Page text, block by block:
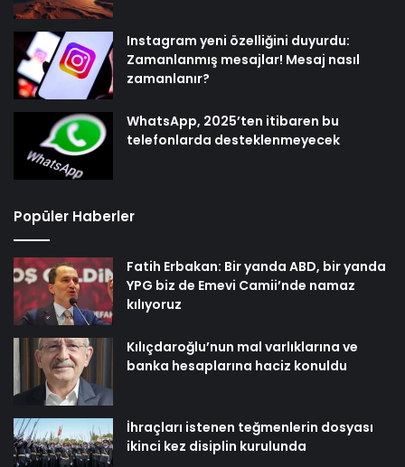
Instagram yeni özelliğini duyurdu:
Zamanlanmış mesajlar! Mesaj nasıl
zamanlanır?
WhatsApp, 2025’ten itibaren bu
telefonlarda desteklenmeyecek
Popüler Haberler
Fatih Erbakan: Bir yanda ABD, bir yanda
YPG biz de Emevi Camii’nde namaz
kılıyoruz
Kılıçdaroğlu’nun mal varlıklarına ve
banka hesaplarına haciz konuldu
İhraçları istenen teğmenlerin dosyası
ikinci kez disiplin kurulunda